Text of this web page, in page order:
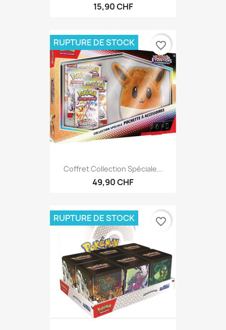
15,90 CHF
Coffret Collection Spéciale...
49,90 CHF
RUPTURE DE STOCK favorite_border
RUPTURE DE STOCK favorite_border